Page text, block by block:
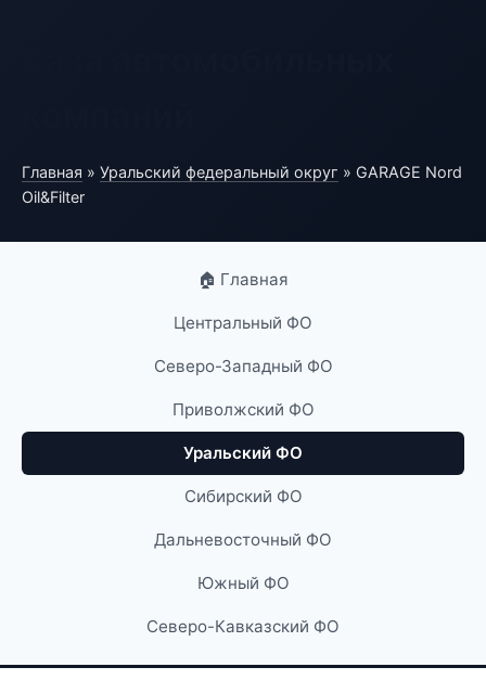
Главная » Уральский федеральный округ » GARAGE Nord
Oil&Filter
🏠 Главная
Центральный ФО
Северо-Западный ФО
Приволжский ФО
Уральский ФО
Сибирский ФО
Дальневосточный ФО
Южный ФО
Северо-Кавказский ФО